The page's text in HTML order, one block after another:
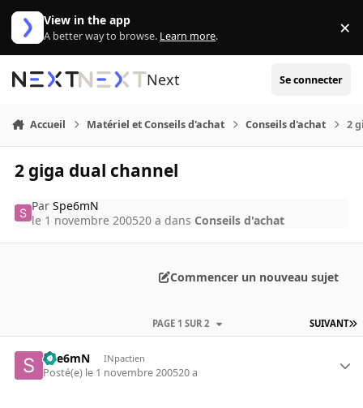
Aller au contenu
View in the app
A better way to browse. Learn more. ×
Next Se connecter
Accueil Matériel et Conseils d'achat Conseils d'achat 2
2 giga dual channel
ParSpe6mN
le 1 novembre 200520 a dans Conseils d'achat
Commencer un nouveau sujet
SUIVANT
PAGE 1 SUR 2
Spe6mN INpactien
Posté(e) le 1 novembre 200520 a